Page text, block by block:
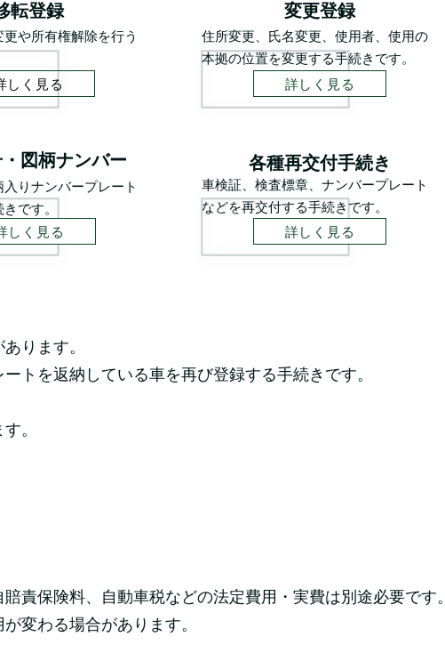
転登録
や所有権解除を行う
しく見る
変更登録
住所変更、氏名変更、使用者、使用の
本拠の位置を変更する手続きです。
詳しく見る
図柄ナンバー
りナンバープレート
です。
しく見る
各種再交付手続き
車検証、検査標章、ナンバープレート
などを再交付する手続きです。
詳しく見る
ります。
トを返納している車を再び登録する手続きです。
。
責保険料、自動車税などの法定費用・実費は別途必要です。
変わる場合があります。